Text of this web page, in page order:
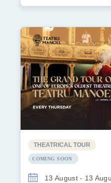
THEATRICAL TOUR
COMING SOON
13 August - 13